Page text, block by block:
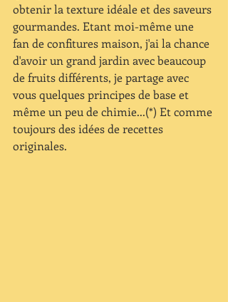
obtenir la texture idéale et des saveurs
gourmandes. Etant moi-même une
fan de confitures maison, j'ai la chance
d'avoir un grand jardin avec beaucoup
de fruits différents, je partage avec
vous quelques principes de base et
même un peu de chimie...(*) Et comme
toujours des idées de recettes
originales.